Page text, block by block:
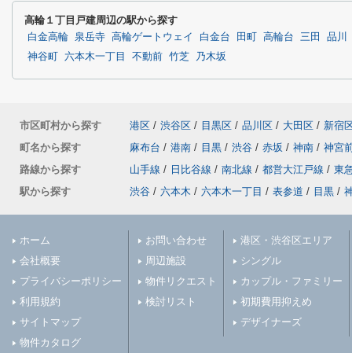
高輪１丁目戸建周辺の駅から探す
白金高輪 泉岳寺 高輪ゲートウェイ 白金台 田町 高輪台 三田
品川
神谷町
六本木一丁目 不動前 竹芝 乃木坂
市区町村から探す 港区 / 渋谷区 / 目黒区 / 品川区 / 大田区 / 新宿
町名から探す
麻布台 / 港南 / 目黒 / 渋谷 / 赤坂 / 神南 / 神宮
路線から探す
山手線 / 日比谷線 / 南北線 / 都営大江戸線 / 東
駅から探す
渋谷 / 六本木 / 六本木一丁目 / 表参道 / 目黒 /
ホーム
会社概要
プライバシーポリシー
利用規約
サイトマップ
物件カタログ
お問い合わせ
周辺施設
物件リクエスト
検討リスト
港区・渋谷区エリア
シングル
カップル・ファミリー
初期費用抑えめ
デザイナーズ